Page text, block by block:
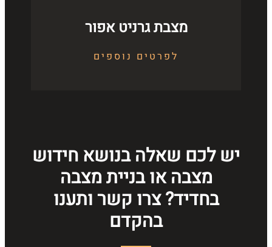
מצבת גרניט אפור
לפרטים נוספים
יש לכם שאלה בנושא חידוש
מצבה או בניית מצבה
בחדיד? צרו קשר ותענו
בהקדם